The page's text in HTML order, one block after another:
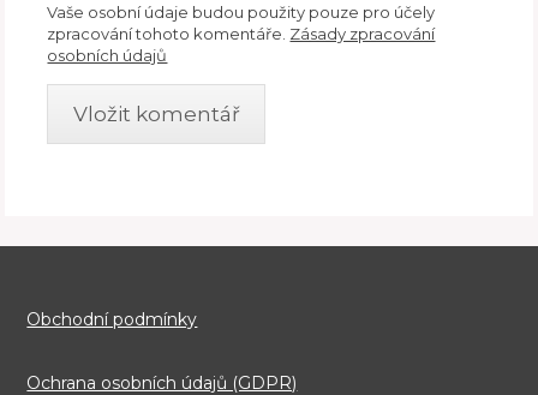
Vaše osobní údaje budou použity pouze pro účely
zpracování tohoto komentáře. Zásady zpracování
osobních údajů
Obchodní podmínky
Ochrana osobních údajů (GDPR)